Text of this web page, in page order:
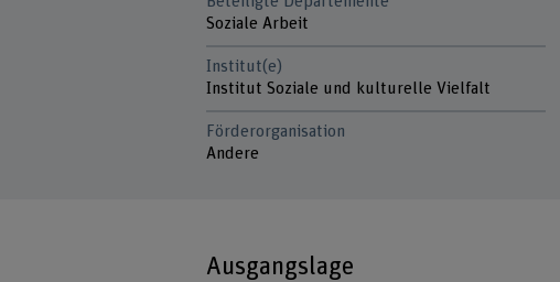
Soziale Arbeit
Institut(e)
Institut Soziale und kulturelle Vielfalt
Förderorganisation
Andere
Ausgangslage